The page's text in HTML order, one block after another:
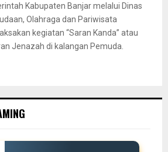
Kabupaten Banjar melalui Dinas
Olahraga dan Pariwisata
kegiatan “Saran Kanda” atau
Jenazah di kalangan Pemuda.